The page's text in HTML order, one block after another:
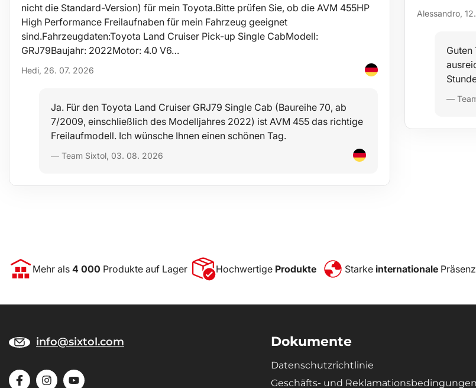
nicht die Standard-Version) für mein Toyota.Bitte prüfen Sie, ob die AVM 455HP
High Performance Freilaufnaben für mein Fahrzeug geeignet
sind.Fahrzeugdaten:Toyota Land Cruiser Pick-up Single CabModell:
GRJ79Baujahr: 2022Motor: 4.0 V6…
Hedi, 26. 07. 2026
Ja. Für den Toyota Land Cruiser GRJ79 Single Cab (Baureihe 70, ab
7/2009, einschließlich des Modelljahres 2022) ist AVM 455 das richtige
Freilaufmodell. Ich wünsche Ihnen einen schönen Tag.
— Team Sixtol, 03. 08. 2026
Alessandro,
Guten
—
Mehr als 4 000 Produkte auf Lager Hochwertige Produkte Starke internationale Präsenz
info@sixtol.com Dokumente
Datenschutzrichtlinie
Geschäfts- und Reklamationsbedingungen